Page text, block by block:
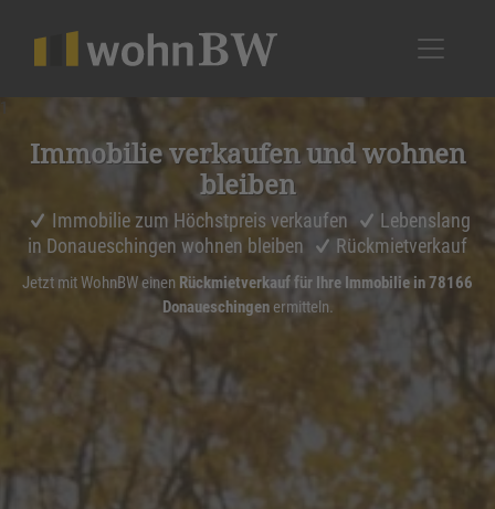
Immobilie verkaufen und wohnen
bleiben
Immobilie zum Höchstpreis verkaufen
Lebenslang
in Donaueschingen wohnen bleiben
Rückmietverkauf
Jetzt mit WohnBW einen Rückmietverkauf für Ihre Immobilie in 78166
Donaueschingenermitteln.